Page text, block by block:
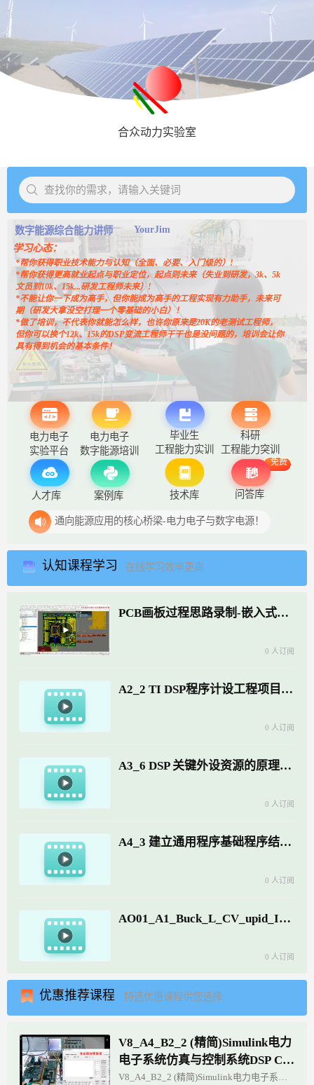
合众动力实验室
查找你的需求，请输入关键词
*帮你获得职业技术能力与认知（全面、必要、入门级的）!
*帮你获得更高就业起点与职业定位，起点则未来（失业到研发，3k、5k
文员到10k、15k...研发工程师未来）!
*不能让你一下成为高手，但你能成为高手的工程实现有力助手，未来可
期（研发大拿没空打理一个零基础的小白）！
*做了培训，不代表你就能怎么样，也许你原来是20K的老测试工程师，
但你可以换个12k、15k的DSP变流工程师干干也是没问题的，培训会让你
具有得到机会的基本条件！
学习心态：
电力电子
实验平台
电力电子
数字能源培训
毕业生
工程能力实训
科研
工程能力突训
案例库
人才库 技术库 问答库
通向能源应用的核心桥梁-电力电子与数字电源！
数字能源综合能力讲师 YourJim
免费
认知课程学习 在线学习效率更高
PCB画板过程思路录制-嵌入式控制板1_183811
0 人订阅
A2_2 TI DSP程序计设工程项目基础普及 V1.0
0 人订阅
A3_6 DSP 关键外设资源的原理与应用20190420-5
0 人订阅
A4_3 建立通用程序基础程序结构实例说明 2 V1.0-4
0 人订阅
AO01_A1_Buck_L_CV_upid_Ipid_PWM_2_恒压源_Simulink嵌入式模型开发
0 人订阅
优惠推荐课程 特选优惠课程供您选择
V8_A4_B2_2 (精简)Simulink电力
电子系统仿真与控制系统DSP C2
000嵌入式MBD开发培训（现场V8_A4_B2_2 (精简)Simulink电力电子系统仿真与控制系统DSP C2000嵌入式MBD开发培训（现场指导实训10天一期）